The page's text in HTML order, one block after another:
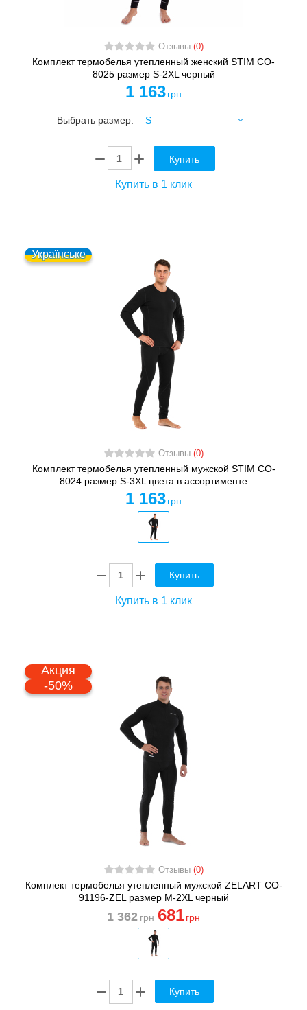
Отзывы (0)
Комплект термобелья утепленный женский STIM CO-
8025 размер S-2XL черный
1 163 грн
Выбрать размер:
Купить
Купить в 1 клик
Українське
Отзывы (0)
Комплект термобелья утепленный мужской STIM CO-
8024 размер S-3XL цвета в ассортименте
1 163 грн
Купить
Купить в 1 клик
Акция
-50%
Отзывы (0)
Комплект термобелья утепленный мужской ZELART CO-
91196-ZEL размер M-2XL черный
1 362грн 681 грн
Купить